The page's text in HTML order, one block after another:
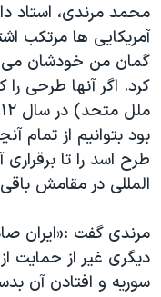
محمد مرندی، استاد
آمریکایی ها مرتکب
گمان من خودشان می
کرد. اگر آنها طرحی
بود بتوانیم از تمام
طرح اسد را تا
المللی در مقامش
مرندی گفت :«ایران
دیگری غیر از حمایت
سوریه و افتادن آن